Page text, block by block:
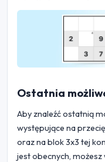
Ostatnia
Aby znaleźć ostatnią
występujące na
oraz na blok 3x3 tej
jest obecnych,